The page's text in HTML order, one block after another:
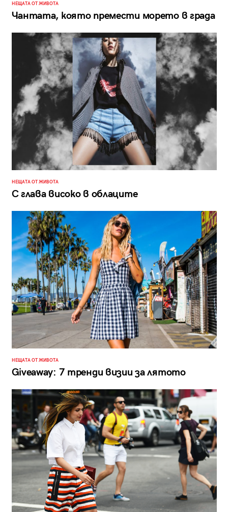
НЕЩАТА ОТ ЖИВОТА
Чантата, която премести морето в града
НЕЩАТА ОТ ЖИВОТА
С глава високо в облаците
НЕЩАТА ОТ ЖИВОТА
Giveaway: 7 тренди визии за лятото